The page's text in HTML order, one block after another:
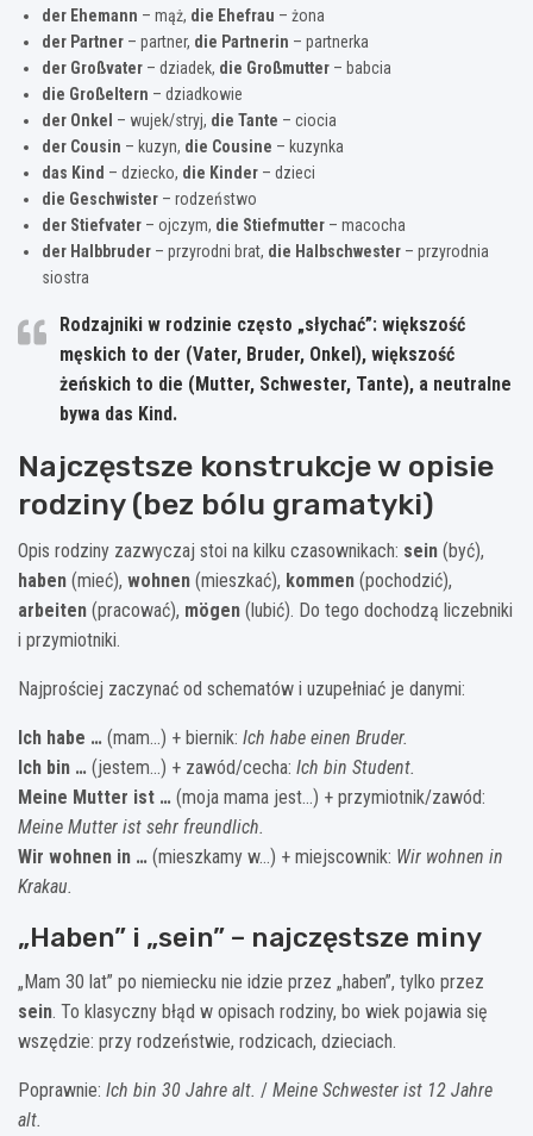
der Ehemann – mąż, die Ehefrau – żona
der Partner – partner, die Partnerin – partnerka
der Großvater – dziadek, die Großmutter – babcia
die Großeltern – dziadkowie
der Onkel – wujek/stryj, die Tante – ciocia
der Cousin – kuzyn, die Cousine – kuzynka
das Kind – dziecko, die Kinder – dzieci
die Geschwister – rodzeństwo
der Stiefvater – ojczym, die Stiefmutter – macocha
der Halbbruder – przyrodni brat, die Halbschwester – przyrodnia
siostra
Rodzajniki w rodzinie często „słychać”: większość
męskich to der (Vater, Bruder, Onkel), większość
żeńskich to die (Mutter, Schwester, Tante), a neutralne
bywa das Kind.
Najczęstsze konstrukcje w opisie
rodziny (bez bólu gramatyki)
Opis rodziny zazwyczaj stoi na kilku czasownikach: sein (być),
haben (mieć), wohnen (mieszkać), kommen (pochodzić),
arbeiten (pracować), mögen (lubić). Do tego dochodzą liczebniki
i przymiotniki.
Najprościej zaczynać od schematów i uzupełniać je danymi:
Ich habe … (mam…) + biernik: Ich habe einen Bruder.
Ich bin … (jestem…) + zawód/cecha: Ich bin Student.
Meine Mutter ist … (moja mama jest…) + przymiotnik/zawód:
Meine Mutter ist sehr freundlich.
Wir wohnen in … (mieszkamy w…) + miejscownik: Wir wohnen in
Krakau.
„Haben” i „sein” – najczęstsze miny
„Mam 30 lat” po niemiecku nie idzie przez „haben”, tylko przez
sein. To klasyczny błąd w opisach rodziny, bo wiek pojawia się
wszędzie: przy rodzeństwie, rodzicach, dzieciach.
Poprawnie: Ich bin 30 Jahre alt. / Meine Schwester ist 12 Jahre
alt.